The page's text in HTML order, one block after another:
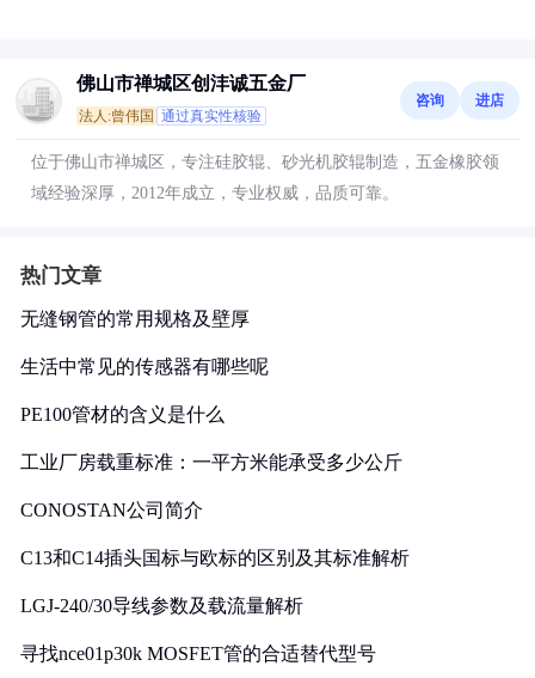
佛山市禅城区创沣诚五金厂
法人:曾伟国 通过真实性核验
咨询 进店
位于佛山市禅城区，专注硅胶辊、砂光机胶辊制造，五金橡胶领
域经验深厚，2012年成立，专业权威，品质可靠。
热门文章
无缝钢管的常用规格及壁厚
生活中常见的传感器有哪些呢
PE100管材的含义是什么
工业厂房载重标准：一平方米能承受多少公斤
CONOSTAN公司简介
C13和C14插头国标与欧标的区别及其标准解析
LGJ-240/30导线参数及载流量解析
寻找nce01p30k MOSFET管的合适替代型号